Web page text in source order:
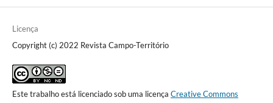
Licença
Copyright (c) 2022 Revista Campo-Território
Este trabalho está licenciado sob uma licença Creative Commons